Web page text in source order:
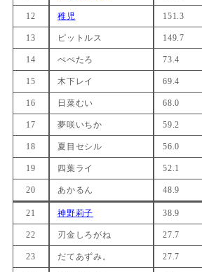
12 稚児 151.3
13 ピットルス 149.7
14 ぺぺたろ 73.4
15 木下レイ 69.4
16 日菜むい 68.0
17 夢咲いちか 59.2
18 夏目セシル 56.0
19 四葉ライ 52.1
20 あかるん 48.9
21 神野莉子 38.9
22 刃金しろがね 27.7
23 だてあずみ。 27.7